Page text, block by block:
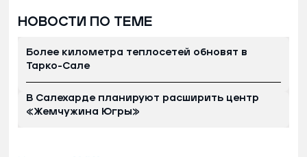
НОВОСТИ ПО ТЕМЕ
Более километра теплосетей обновят в
Тарко-Сале
В Салехарде планируют расширить центр
«Жемчужина Югры»